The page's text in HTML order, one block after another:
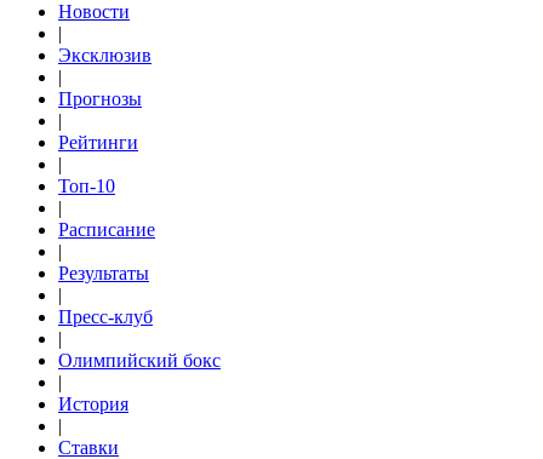
Новости
|
Эксклюзив
|
Прогнозы
|
Рейтинги
|
Топ-10
|
Расписание
|
Результаты
|
Пресс-клуб
|
Олимпийский бокс
|
История
|
Ставки